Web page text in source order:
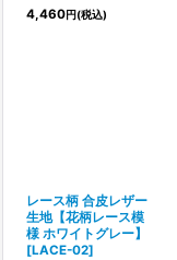
4,460円(税込)
レース柄 合皮レザー
生地【花柄レース模
様 ホワイトグレー】
[LACE-02]